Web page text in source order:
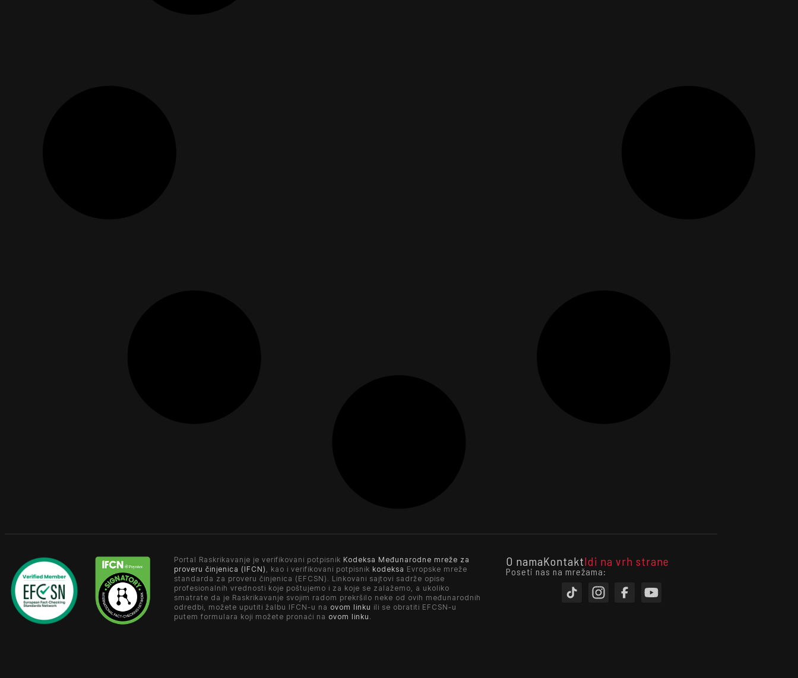
Portal Raskrikavanje je verifikovani potpisnik Kodeksa Međunarodne mreže za
proveru činjenica (IFCN) , kao i verifikovani potpisnik kodeksa Evropske mreže
standarda za proveru činjenica (EFCSN). Linkovani sajtovi sadrže opise
profesionalnih vrednosti koje poštujemo i za koje se zalažemo, a ukoliko
smatrate da je Raskrikavanje svojim radom prekršilo neke od ovih međunarodnih
odredbi, možete uputiti žalbu IFCN-u na ovom linku ili se obratiti EFCSN-u
putem formulara koji možete pronaći na ovom linku .
O namaKontaktIdi na vrh strane
Poseti nas na mrežama: